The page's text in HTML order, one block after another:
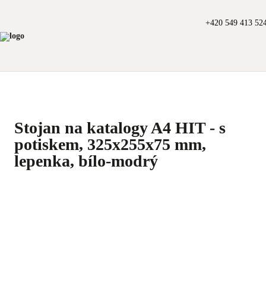
+420 549 413
Stojan na katalogy A4 HIT - s
potiskem, 325x255x75 mm,
lepenka, bílo-modrý